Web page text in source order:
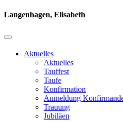
Langenhagen, Elisabeth
Aktuelles
Aktuelles
Tauffest
Taufe
Konfirmation
Anmeldung
Trauung
Jubiläen